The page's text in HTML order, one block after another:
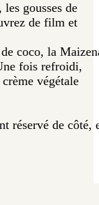
gousses de
de film et
coco, la
fois refroidi,
végétale
réservé de côté,